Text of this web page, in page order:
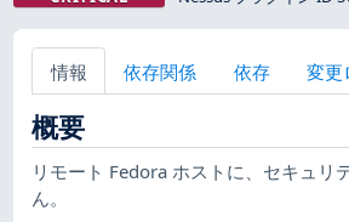
情報 依存関係 依存 変更
概要
リモート Fedora ホストに、セキュリ
ん。